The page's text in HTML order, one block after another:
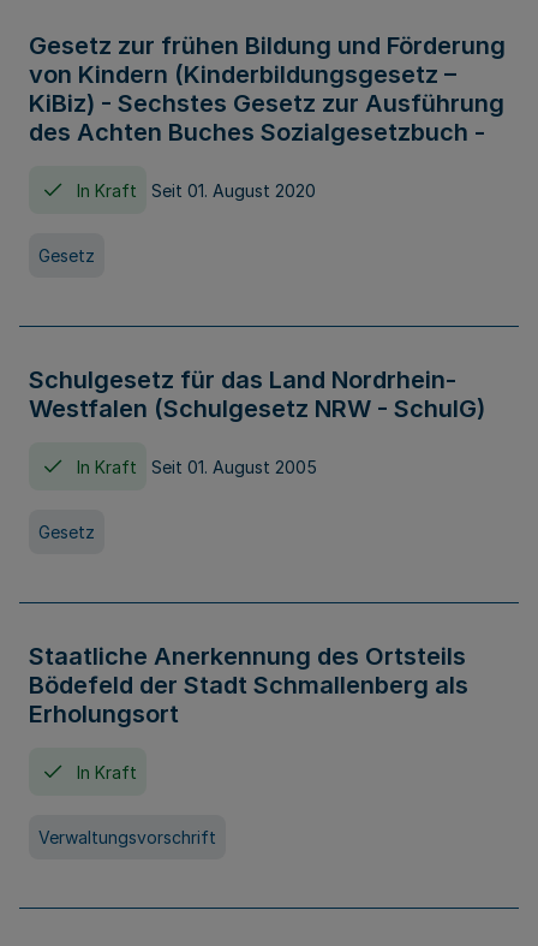
Gesetz zur frühen Bildung und Förderung
von Kindern (Kinderbildungsgesetz –
KiBiz) - Sechstes Gesetz zur Ausführung
des Achten Buches Sozialgesetzbuch -
In Kraft Seit 01. August 2020
Gesetz
Schulgesetz für das Land Nordrhein-
Westfalen (Schulgesetz NRW - SchulG)
In Kraft Seit 01. August 2005
Gesetz
Staatliche Anerkennung des Ortsteils
Bödefeld der Stadt Schmallenberg als
Erholungsort
In Kraft
Verwaltungsvorschrift